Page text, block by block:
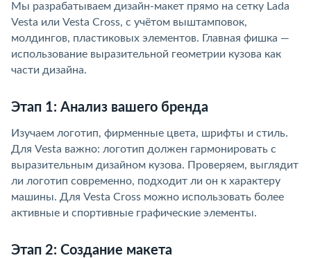
Мы разрабатываем дизайн-макет прямо на сетку Lada
Vesta или Vesta Cross, с учётом выштамповок,
молдингов, пластиковых элементов. Главная фишка —
использование выразительной геометрии кузова как
части дизайна.
Этап 1: Анализ вашего бренда
Изучаем логотип, фирменные цвета, шрифты и стиль.
Для Vesta важно: логотип должен гармонировать с
выразительным дизайном кузова. Проверяем, выглядит
ли логотип современно, подходит ли он к характеру
машины. Для Vesta Cross можно использовать более
активные и спортивные графические элементы.
Этап 2: Создание макета